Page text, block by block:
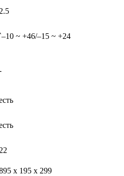
2.5
`–10 ~ +46/–15 ~ +24
22
x 195 x 299